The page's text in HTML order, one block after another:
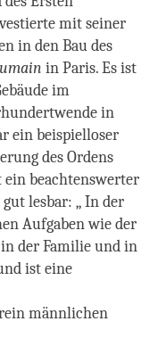
mit seiner
in den Bau des
in Paris. Es ist
im
in
ein beispielloser
des Ordens
ein beachtenswerter
lesbar: „ In der
Aufgaben wie der
der Familie und in
ist eine
männlichen